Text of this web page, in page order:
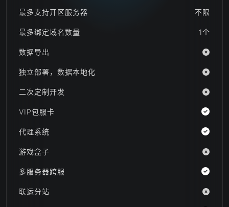
最多支持开区服务器 不限
最多绑定域名数量 1个
数据导出
独立部署，数据本地化
二次定制开发
VIP包服卡
代理系统
游戏盒子
多服务器跨服
联运分站